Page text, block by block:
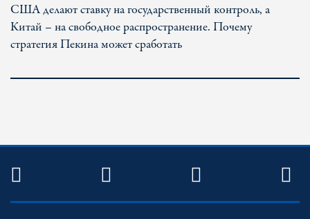
США делают ставку на государственный контроль, а
Китай – на свободное распространение. Почему
стратегия Пекина может сработать
TWITTER FACEBOOKYOUTUBE